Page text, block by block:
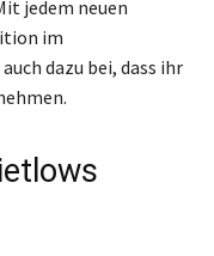
jedem neuen
im
dazu bei, dass ihr